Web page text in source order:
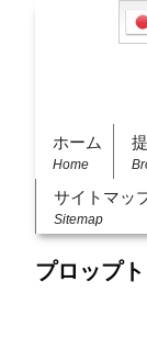
ホーム
Home
サイトマッ
Sitemap
プロップ